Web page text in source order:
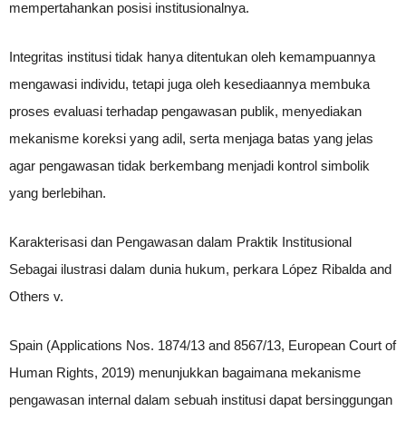
mempertahankan posisi institusionalnya.
Integritas institusi tidak hanya ditentukan oleh kemampuannya
mengawasi individu, tetapi juga oleh kesediaannya membuka
proses evaluasi terhadap pengawasan publik, menyediakan
mekanisme koreksi yang adil, serta menjaga batas yang jelas
agar pengawasan tidak berkembang menjadi kontrol simbolik
yang berlebihan.
Karakterisasi dan Pengawasan dalam Praktik Institusional
Sebagai ilustrasi dalam dunia hukum, perkara López Ribalda and
Others v.
Spain (Applications Nos. 1874/13 and 8567/13, European Court of
Human Rights, 2019) menunjukkan bagaimana mekanisme
pengawasan internal dalam sebuah institusi dapat bersinggungan